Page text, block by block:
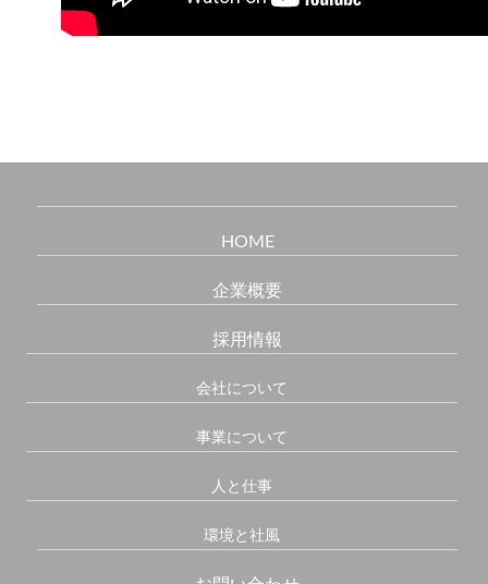
HOME
企業概要
採用情報
会社について
事業について
人と仕事
環境と社風